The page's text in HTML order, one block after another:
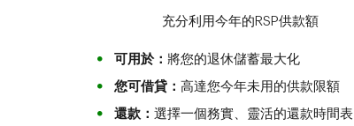
充分利用今年的RSP供款額
可用於： 將您的退休儲蓄最大化
您可借貸： 高達您今年未用的供款限額
還款： 選擇一個務實、靈活的還款時間表